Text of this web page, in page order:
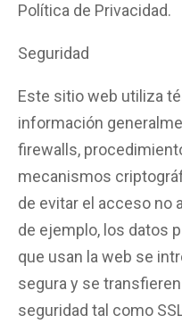
Política de Privacidad.
Seguridad
Este sitio web utiliza
información
firewalls,
mecanismos
de evitar el acceso no
de ejemplo, los datos
que usan la web se
segura y se
seguridad tal como